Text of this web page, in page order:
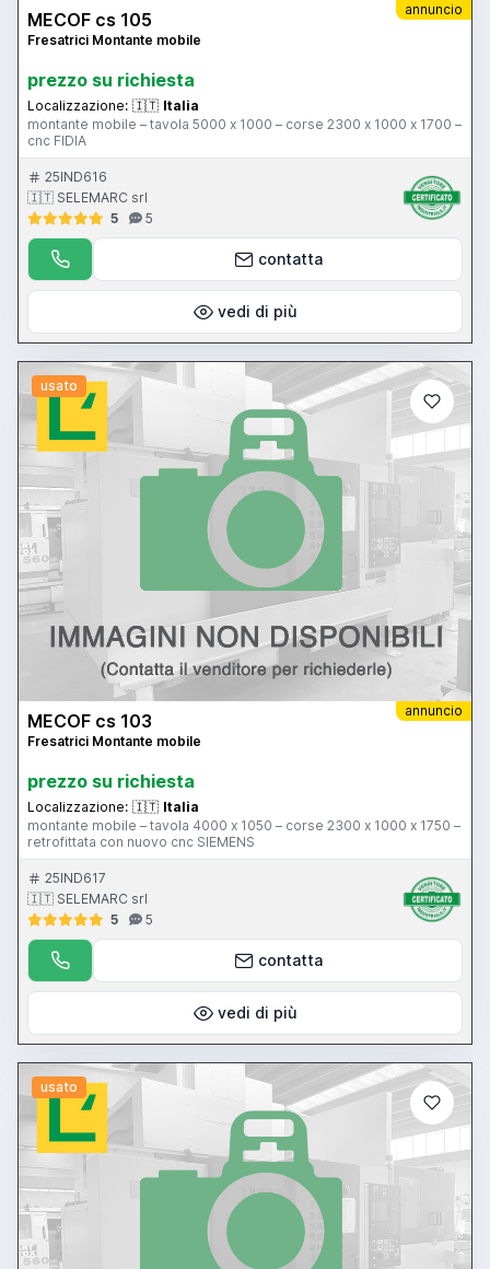
annuncio
MECOF cs 105
Fresatrici Montante mobile
prezzo su richiesta
Localizzazione: 🇮🇹 Italia
montante mobile – tavola 5000 x 1000 – corse 2300 x 1000 x 1700 –
cnc FIDIA
25IND616
🇮🇹 SELEMARC srl
5
5
contatta
vedi di più
usato
annuncio
MECOF cs 103
Fresatrici Montante mobile
prezzo su richiesta
Localizzazione: 🇮🇹 Italia
montante mobile – tavola 4000 x 1050 – corse 2300 x 1000 x 1750 –
retrofittata con nuovo cnc SIEMENS
25IND617
🇮🇹 SELEMARC srl
5
5
contatta
vedi di più
usato